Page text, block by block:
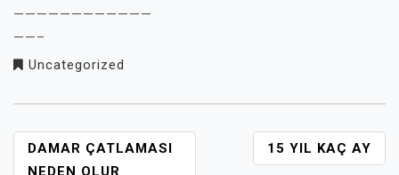
————————————
——–
Uncategorized
YAZI
DAMAR ÇATLAMASI
NEDEN OLUR
15 YIL KAÇ AY